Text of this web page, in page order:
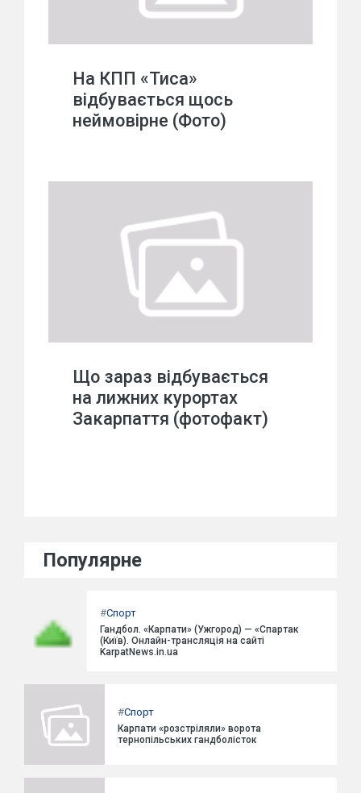
На КПП «Тиса»
відбувається щось
неймовірне (Фото)
Що зараз відбувається
на лижних курортах
Закарпаття (фотофакт)
Популярне
#Спорт
Гандбол. «Карпати» (Ужгород) — «Спартак
(Київ). Онлайн-трансляція на сайті
KarpatNews.in.ua
#Спорт
Карпати «розстріляли» ворота
тернопільських гандболісток